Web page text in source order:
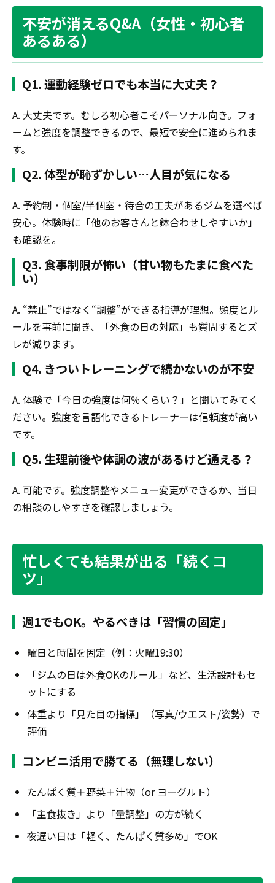
不安が消えるQ&A（女性・初心者
あるある）
Q1. 運動経験ゼロでも本当に大丈夫？
A. 大丈夫です。むしろ初心者こそパーソナル向き。フォ
ームと強度を調整できるので、最短で安全に進められま
す。
Q2. 体型が恥ずかしい…人目が気になる
A. 予約制・個室/半個室・待合の工夫があるジムを選べば
安心。体験時に「他のお客さんと鉢合わせしやすいか」
も確認を。
Q3. 食事制限が怖い（甘い物もたまに食べた
い）
A. “禁止”ではなく“調整”ができる指導が理想。頻度とル
ールを事前に聞き、「外食の日の対応」も質問するとズ
レが減ります。
Q4. きついトレーニングで続かないのが不安
A. 体験で「今日の強度は何％くらい？」と聞いてみてく
ださい。強度を言語化できるトレーナーは信頼度が高い
です。
Q5. 生理前後や体調の波があるけど通える？
A. 可能です。強度調整やメニュー変更ができるか、当日
の相談のしやすさを確認しましょう。
忙しくても結果が出る「続くコ
ツ」
週1でもOK。やるべきは「習慣の固定」
曜日と時間を固定（例：火曜19:30）
「ジムの日は外食OKのルール」など、生活設計もセ
ットにする
体重より「見た目の指標」（写真/ウエスト/姿勢）で
評価
コンビニ活用で勝てる（無理しない）
たんぱく質＋野菜＋汁物（or ヨーグルト）
「主食抜き」より「量調整」の方が続く
夜遅い日は「軽く、たんぱく質多め」でOK